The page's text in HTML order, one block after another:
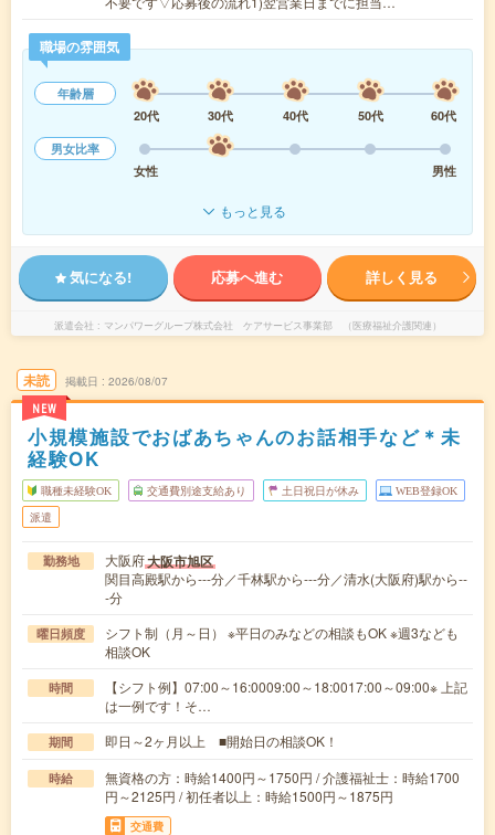
職場の雰囲気
年齢層
20代
30代 40代 50代
60代
男女比率
女性
男性
もっと見る
気になる! 応募へ進む 詳しく見る
派遣会社 マンパワーグループ株式会社 ケアサービス事業部 （医療福祉介護関連）
未読
NEW
掲載日 2026/08/07
小規模施設でおばあちゃんのお話相手など＊未
経験OK
職種未経験OK 交通費別途支給あり 土日祝日が休み WEB登録OK
派遣
勤務地 大阪府大阪市旭区
関目高殿駅から---分／千林駅から---分／清水(大阪府)駅から--
-分
曜日頻度
シフト制（月～日） ※平日のみなどの相談もOK ※週3なども
相談OK
時間
【シフト例】07:00～16:0009:00～18:0017:00～09:00※ 上記
は一例です！そ…
期間 即日～2ヶ月以上 ■開始日の相談OK！
時給
無資格の方：時給1400円～1750円 / 介護福祉士：時給1700
円～2125円 / 初任者以上：時給1500円～1875円
交通費